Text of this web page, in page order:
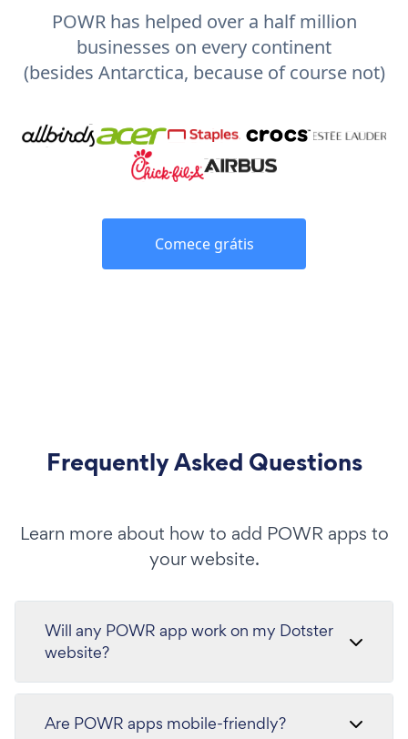
POWR has helped over a half million
businesses on every continent
(besides Antarctica, because of course not)
Comece grátis
Frequently Asked Questions
Learn more about how to add POWR apps to
your website.
Will any POWR app work on my Dotster
website?
Are POWR apps mobile-friendly?